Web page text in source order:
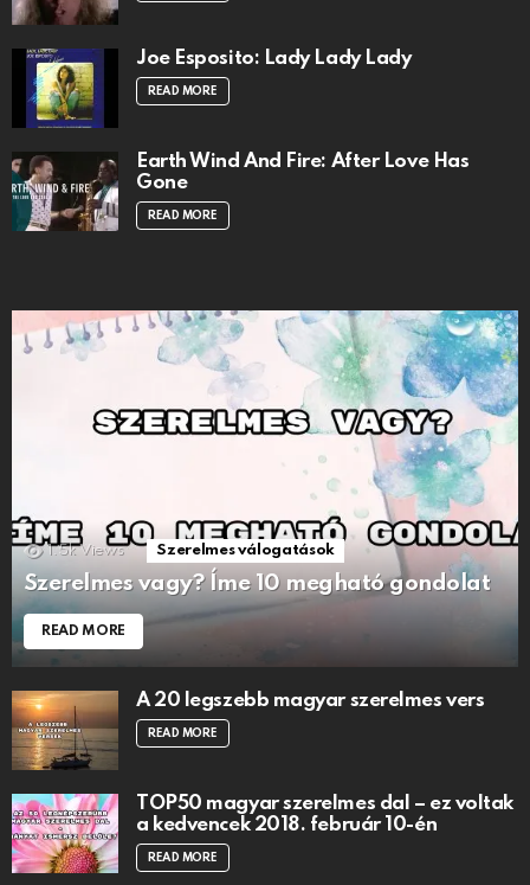
Joe Esposito: Lady Lady Lady
READ MORE
Earth Wind And Fire: After Love Has
Gone
READ MORE
1.5k Views Szerelmes válogatások
Szerelmes vagy? Íme 10 megható gondolat
READ MORE
A 20 legszebb magyar szerelmes vers
READ MORE
TOP50 magyar szerelmes dal – ez voltak
a kedvencek 2018. február 10-én
READ MORE